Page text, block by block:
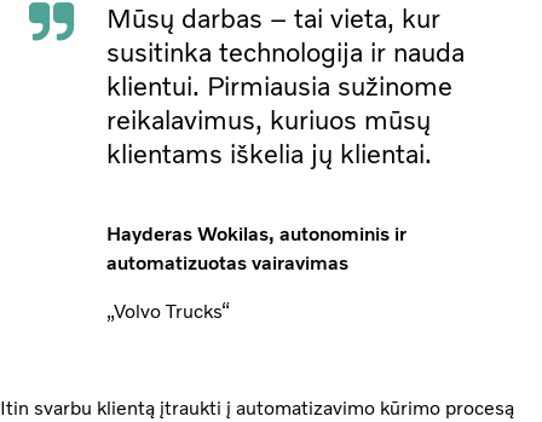
Mūsų darbas – tai vieta, kur
susitinka technologija ir nauda
klientui. Pirmiausia sužinome
reikalavimus, kuriuos mūsų
klientams iškelia jų klientai.
Hayderas Wokilas, autonominis ir
automatizuotas vairavimas
„Volvo Trucks“
Itin svarbu klientą įtraukti į automatizavimo kūrimo procesą